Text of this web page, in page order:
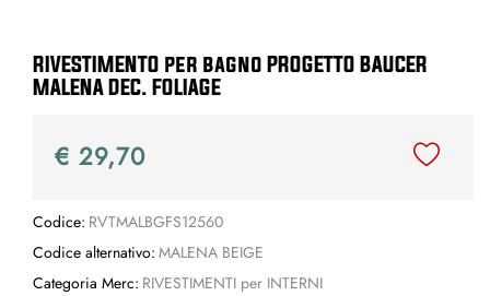
RIVESTIMENTO per bagno PROGETTO BAUCER
MALENA DEC. FOLIAGE
€ 29,70
Codice: RVTMALBGFS12560
Codice alternativo: MALENA BEIGE
Categoria Merc: RIVESTIMENTI per INTERNI